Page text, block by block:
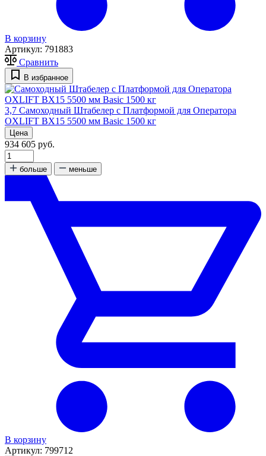
В корзину
Артикул: 791883
Сравнить
В избранное
3,7 Самоходный Штабелер с Платформой для Оператора
OXLIFT BX15 5500 мм Basic 1500 кг
Цена
934 605 руб.
больше меньше
В корзину
Артикул: 799712